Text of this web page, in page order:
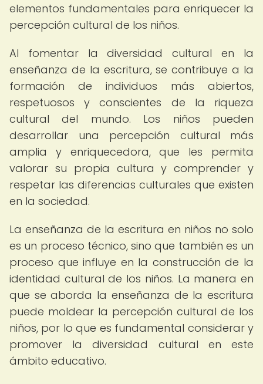
elementos fundamentales para enriquecer la
percepción cultural de los niños.
Al fomentar la diversidad cultural en la
enseñanza de la escritura, se contribuye a la
formación de individuos más abiertos,
respetuosos y conscientes de la riqueza
cultural del mundo. Los niños pueden
desarrollar una percepción cultural más
amplia y enriquecedora, que les permita
valorar su propia cultura y comprender y
respetar las diferencias culturales que existen
en la sociedad.
La enseñanza de la escritura en niños no solo
es un proceso técnico, sino que también es un
proceso que influye en la construcción de la
identidad cultural de los niños. La manera en
que se aborda la enseñanza de la escritura
puede moldear la percepción cultural de los
niños, por lo que es fundamental considerar y
promover la diversidad cultural en este
ámbito educativo.